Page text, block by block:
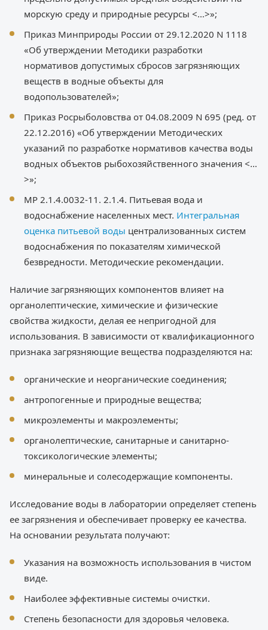
морскую среду и природные ресурсы <…>»;
Приказ Минприроды России от 29.12.2020 N 1118
«Об утверждении Методики разработки
нормативов допустимых сбросов загрязняющих
веществ в водные объекты для
водопользователей»;
Приказ Росрыболовства от 04.08.2009 N 695 (ред. от
22.12.2016) «Об утверждении Методических
указаний по разработке нормативов качества воды
водных объектов рыбохозяйственного значения <…
>»;
МР 2.1.4.0032-11. 2.1.4. Питьевая вода и
водоснабжение населенных мест. Интегральная
оценка питьевой воды централизованных систем
водоснабжения по показателям химической
безвредности. Методические рекомендации.
Наличие загрязняющих компонентов влияет на
органолептические, химические и физические
свойства жидкости, делая ее непригодной для
использования. В зависимости от квалификационного
признака загрязняющие вещества подразделяются на:
органические и неорганические соединения;
антропогенные и природные вещества;
микроэлементы и макроэлементы;
органолептические, санитарные и санитарно-
токсикологические элементы;
минеральные и солесодержащие компоненты.
Исследование воды в лаборатории определяет степень
ее загрязнения и обеспечивает проверку ее качества.
На основании результата получают:
Указания на возможность использования в чистом
виде.
Наиболее эффективные системы очистки.
Степень безопасности для здоровья человека.